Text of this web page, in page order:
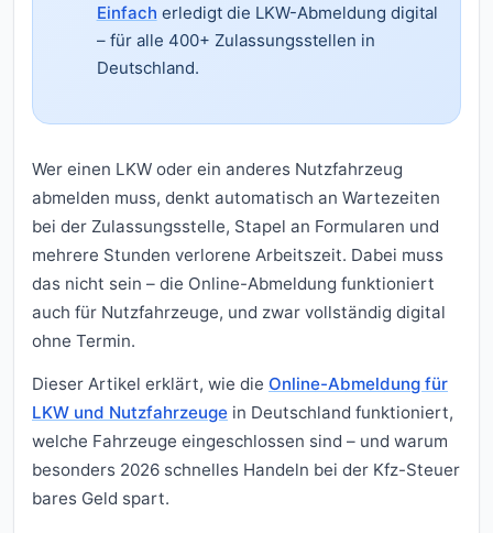
Einfach erledigt die LKW-Abmeldung digital
– für alle 400+ Zulassungsstellen in
Deutschland.
Wer einen LKW oder ein anderes Nutzfahrzeug
abmelden muss, denkt automatisch an Wartezeiten
bei der Zulassungsstelle, Stapel an Formularen und
mehrere Stunden verlorene Arbeitszeit. Dabei muss
das nicht sein – die Online-Abmeldung funktioniert
auch für Nutzfahrzeuge, und zwar vollständig digital
ohne Termin.
Dieser Artikel erklärt, wie die Online-Abmeldung für
LKW und Nutzfahrzeuge in Deutschland funktioniert,
welche Fahrzeuge eingeschlossen sind – und warum
besonders 2026 schnelles Handeln bei der Kfz-Steuer
bares Geld spart.